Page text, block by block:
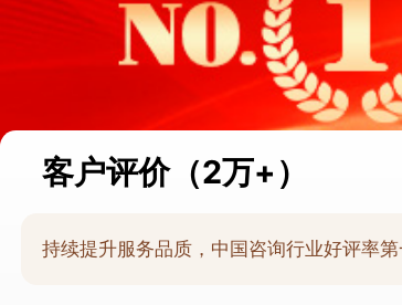
客户评价（2万+）
持续提升服务品质，中国咨询行业好评率第